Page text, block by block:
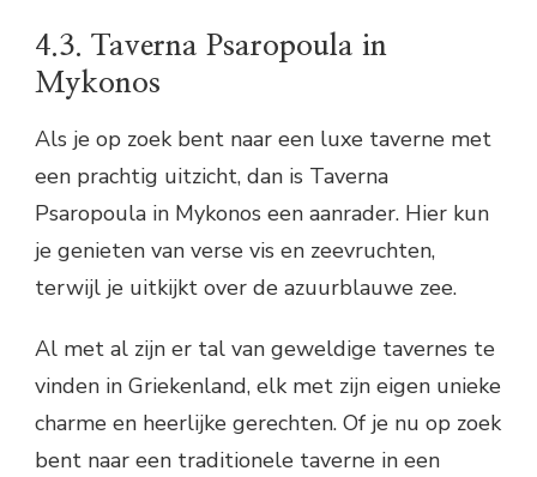
4.3. Taverna Psaropoula in
Mykonos
Als je op zoek bent naar een luxe taverne met
een prachtig uitzicht, dan is Taverna
Psaropoula in Mykonos een aanrader. Hier kun
je genieten van verse vis en zeevruchten,
terwijl je uitkijkt over de azuurblauwe zee.
Al met al zijn er tal van geweldige tavernes te
vinden in Griekenland, elk met zijn eigen unieke
charme en heerlijke gerechten. Of je nu op zoek
bent naar een traditionele taverne in een